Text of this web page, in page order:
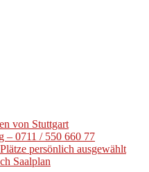
von Stuttgart
– 0711 / 550 660 77
persönlich ausgewählt
Saalplan